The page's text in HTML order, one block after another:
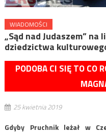
WIADOMOŚCI
„Sąd nad Judaszem”
dziedzictwa
PODOBA CI SIĘ TO CO
25 kwietnia 2019
Gdyby Pruchnik leżał w